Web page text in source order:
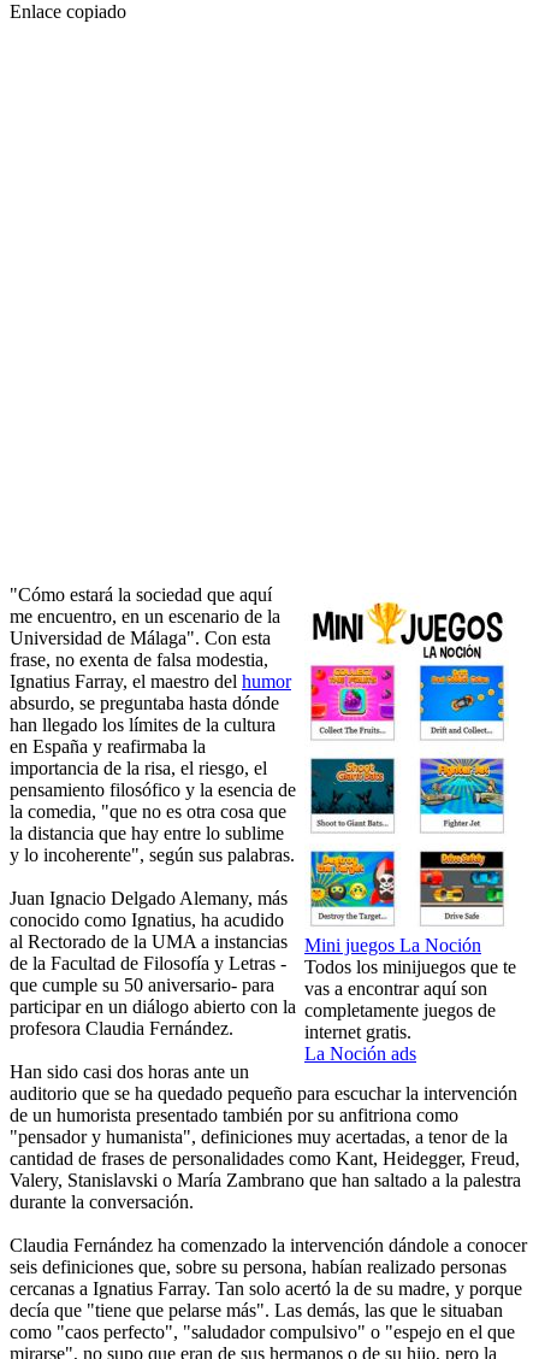
Enlace copiado
Mini juegos La Noción
Todos los minijuegos que te
vas a encontrar aquí son
completamente juegos de
internet gratis.
La Noción ads
"Cómo estará la sociedad que aquí
me encuentro, en un escenario de la
Universidad de Málaga". Con esta
frase, no exenta de falsa modestia,
Ignatius Farray, el maestro del humor
absurdo, se preguntaba hasta dónde
han llegado los límites de la cultura
en España y reafirmaba la
importancia de la risa, el riesgo, el
pensamiento filosófico y la esencia de
la comedia, "que no es otra cosa que
la distancia que hay entre lo sublime
y lo incoherente", según sus palabras.
Juan Ignacio Delgado Alemany, más
conocido como Ignatius, ha acudido
al Rectorado de la UMA a instancias
de la Facultad de Filosofía y Letras -
que cumple su 50 aniversario- para
participar en un diálogo abierto con la
profesora Claudia Fernández.
Han sido casi dos horas ante un
auditorio que se ha quedado pequeño para escuchar la intervención
de un humorista presentado también por su anfitriona como
"pensador y humanista", definiciones muy acertadas, a tenor de la
cantidad de frases de personalidades como Kant, Heidegger, Freud,
Valery, Stanislavski o María Zambrano que han saltado a la palestra
durante la conversación.
Claudia Fernández ha comenzado la intervención dándole a conocer
seis definiciones que, sobre su persona, habían realizado personas
cercanas a Ignatius Farray. Tan solo acertó la de su madre, y porque
decía que "tiene que pelarse más". Las demás, las que le situaban
como "caos perfecto", "saludador compulsivo" o "espejo en el que
mirarse", no supo que eran de sus hermanos o de su hijo, pero la